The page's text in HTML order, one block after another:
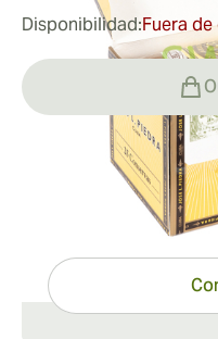
Disponibilidad:Fuera
¿Tiene preguntas?
Ayuda experta a un